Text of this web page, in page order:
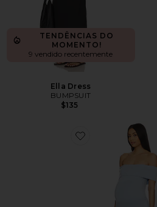
TENDÊNCIAS DO
MOMENTO!
9 vendido recentemente
Ella Dress
BUMPSUIT
$135
Favorite Vestido Bianca